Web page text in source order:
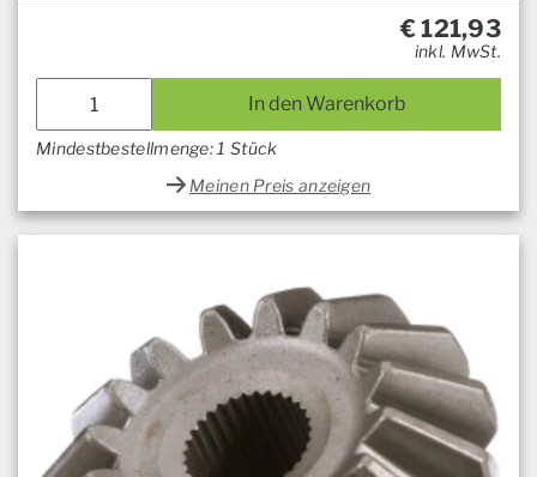
€121,93
inkl. MwSt.
In den Warenkorb
Mindestbestellmenge: 1 Stück
Meinen Preis anzeigen